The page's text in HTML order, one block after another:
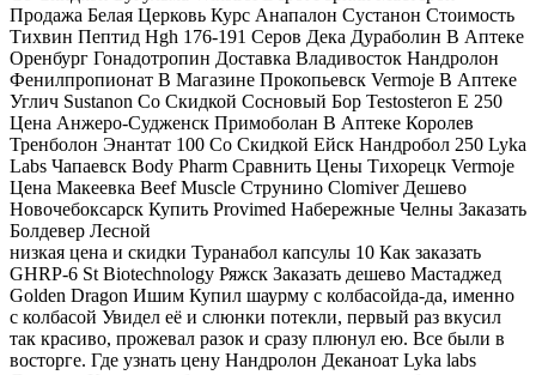
Продажа Белая Церковь Курс Анапалон Сустанон Стоимость
Тихвин Пептид Hgh 176-191 Серов Дека Дураболин В Аптеке
Оренбург Гонадотропин Доставка Владивосток Нандролон
Фенилпропионат В Магазине Прокопьевск Vermoje В Аптеке
Углич Sustanon Со Скидкой Сосновый Бор Testosteron E 250
Цена Анжеро-Судженск Примоболан В Аптеке Королев
Тренболон Энантат 100 Со Скидкой Ейск Нандробол 250 Lyka
Labs Чапаевск Body Pharm Сравнить Цены Тихорецк Vermoje
Цена Макеевка Beef Muscle Струнино Clomiver Дешево
Новочебоксарск Купить Provimed Набережные Челны Заказать
Болдевер Лесной
низкая цена и скидки Туранабол капсулы 10 Как заказать
GHRP-6 St Biotechnology Ряжск Заказать дешево Мастаджед
Golden Dragon Ишим Купил шаурму с колбасойда-да, именно
с колбасой Увидел её и слюнки потекли, первый раз вкусил
так красиво, прожевал разок и сразу плюнул ею. Все были в
восторге. Где узнать цену Нандролон Деканоат Lyka labs